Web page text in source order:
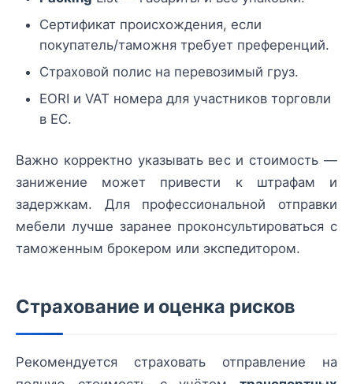
Сертификат происхождения, если
покупатель/таможня требует преференций.
Страховой полис на перевозимый груз.
EORI и VAT номера для участников торговли
в ЕС.
Важно корректно указывать вес и стоимость —
занижение может привести к штрафам и
задержкам. Для профессиональной отправки
мебели лучше заранее проконсультироваться с
таможенным брокером или экспедитором.
Страхование и оценка рисков
Рекомендуется страховать отправление на